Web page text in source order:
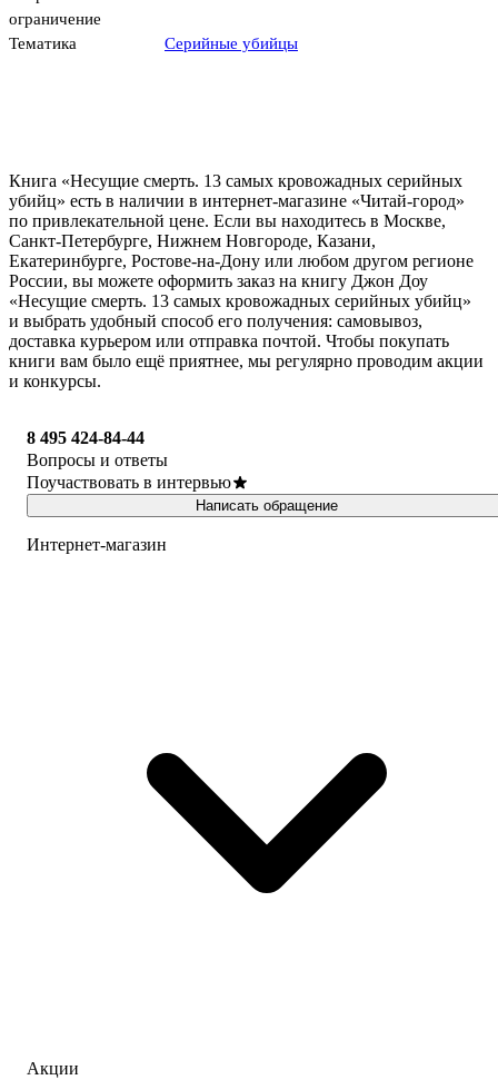
ограничение
Тематика Серийные убийцы
Книга «Несущие смерть. 13 самых кровожадных серийных
убийц» есть в наличии в интернет-магазине «Читай-город»
по привлекательной цене. Если вы находитесь в Москве,
Санкт-Петербурге, Нижнем Новгороде, Казани,
Екатеринбурге, Ростове-на-Дону или любом другом регионе
России, вы можете оформить заказ на книгу Джон Доу
«Несущие смерть. 13 самых кровожадных серийных убийц»
и выбрать удобный способ его получения: самовывоз,
доставка курьером или отправка почтой. Чтобы покупать
книги вам было ещё приятнее, мы регулярно проводим акции
и конкурсы.
8 495 424-84-44
Вопросы и ответы
Поучаствовать в интервью
Написать обращение
Интернет-магазин
Акции